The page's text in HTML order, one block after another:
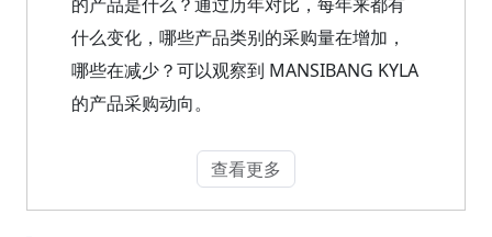
什么变化，哪些产品类别的采购量在增加，
哪些在减少？可以观察到 MANSIBANG KYLA
的产品采购动向。
查看更多